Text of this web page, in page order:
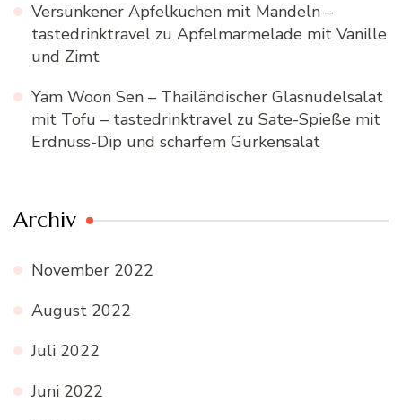
Versunkener Apfelkuchen mit Mandeln –
tastedrinktravel zu Apfelmarmelade mit Vanille
und Zimt
Yam Woon Sen – Thailändischer Glasnudelsalat
mit Tofu – tastedrinktravel zu Sate-Spieße mit
Erdnuss-Dip und scharfem Gurkensalat
Archiv
November 2022
August 2022
Juli 2022
Juni 2022